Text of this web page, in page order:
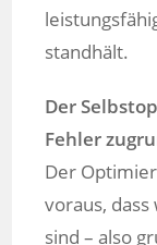
standhält.
Der
Fehler
Der
voraus,
sind – also